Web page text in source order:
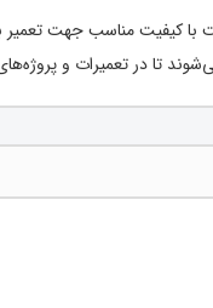
تا در تعمیرات و